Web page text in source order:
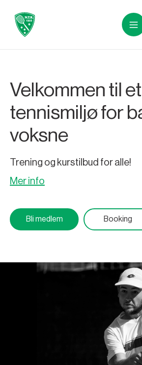
Velkommen til
tennismiljø for
voksne
Trening og kurstilbud for alle!
Mer info
Bli medlem Booking